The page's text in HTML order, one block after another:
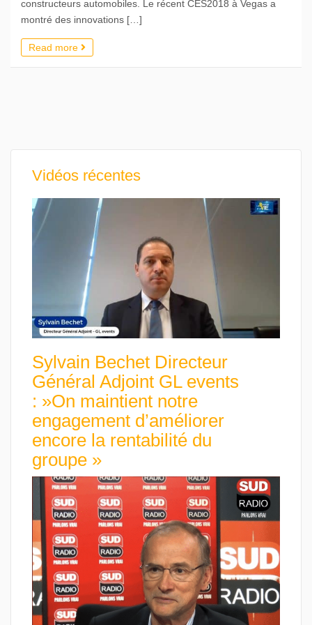
constructeurs automobiles. Le récent CES2018 à Vegas a
montré des innovations […]
Read more
Vidéos récentes
Sylvain Bechet Directeur
Général Adjoint GL events
: »On maintient notre
engagement d’améliorer
encore la rentabilité du
groupe »